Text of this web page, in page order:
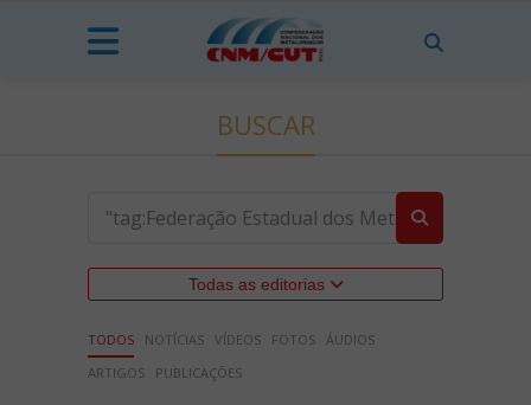
BUSCAR
Todas as editorias
TODOS NOTÍCIAS VÍDEOS FOTOS ÁUDIOS
ARTIGOS
PUBLICAÇÕES